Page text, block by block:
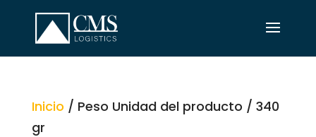
Inicio / Peso Unidad del producto / 340
gr